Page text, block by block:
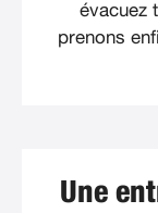
évacuez
prenons
Une